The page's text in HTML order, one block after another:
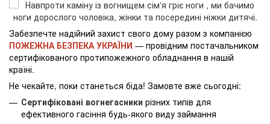
Забезпечте надійний захист свого дому разом з компанією
ПОЖЕЖНА БЕЗПЕКА УКРАЇНИ — провідним постачальником
сертифікованого протипожежного обладнання в нашій
країні.
Не чекайте, поки станеться біда! Замовте вже сьогодні:
Сертифіковані вогнегасники різних типів для
ефективного гасіння будь-якого виду займання